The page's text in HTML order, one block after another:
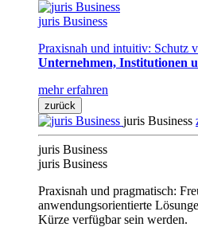
juris Business
Praxisnah und intuitiv: Schutz
Unternehmen, Institutionen
mehr erfahren
zurück
juris Business
juris Business
juris Business
Praxisnah und pragmatisch:
anwendungsorientierte
Kürze verfügbar sein werden.